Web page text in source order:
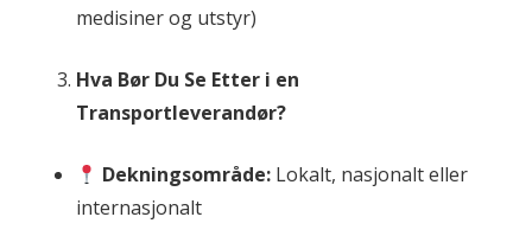
medisiner og utstyr)
Hva Bør Du Se Etter i en
Transportleverandør?
Dekningsområde: Lokalt, nasjonalt eller
internasjonalt